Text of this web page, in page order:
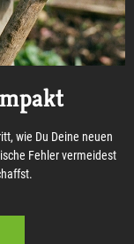
wie Du Deine neuen
Fehler vermeidest